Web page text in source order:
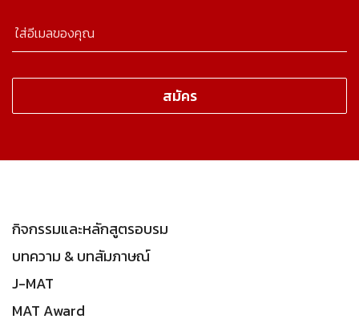
กิจกรรมและหลักสูตรอบรม
บทความ & บทสัมภาษณ์
J-MAT
MAT Award